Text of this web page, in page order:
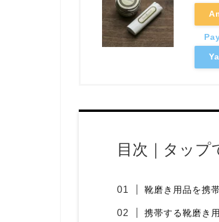
目次｜タップ
靴磨き用品を携
携帯する靴磨き